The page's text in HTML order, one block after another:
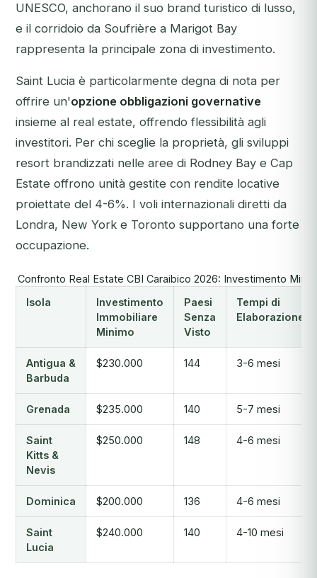
UNESCO, anchorano il suo brand turistico di lusso,
e il corridoio da Soufrière a Marigot Bay
rappresenta la principale zona di investimento.
Saint Lucia è particolarmente degna di nota per
offrire un'opzione obbligazioni governative
insieme al real estate, offrendo flessibilità agli
investitori. Per chi sceglie la proprietà, gli sviluppi
resort brandizzati nelle aree di Rodney Bay e Cap
Estate offrono unità gestite con rendite locative
proiettate del 4-6%. I voli internazionali diretti da
Londra, New York e Toronto supportano una forte
occupazione.
Confronto Real Estate CBI Caraibico 2026: Investimento
Isola
Investimento
Immobiliare
Minimo
Paesi
Senza
Visto
Tempi di
Elaborazione
Antigua &
Barbuda
$230.000 144 3-6 mesi
Grenada $235.000 140 5-7 mesi
Saint
Kitts &
Nevis
$250.000 148 4-6 mesi
Dominica $200.000 136 4-6 mesi
Saint
Lucia
$240.000 140 4-10 mesi